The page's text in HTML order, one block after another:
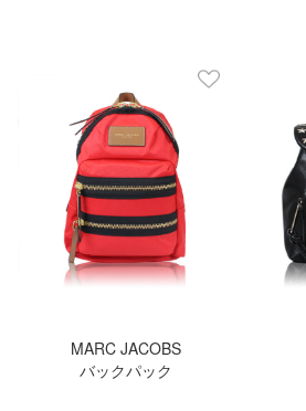
MARC JACOBS
バックパック